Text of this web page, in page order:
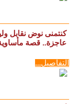
كنتمنى نوض نقابل
عاجزة.. قصة
التفاصيل...